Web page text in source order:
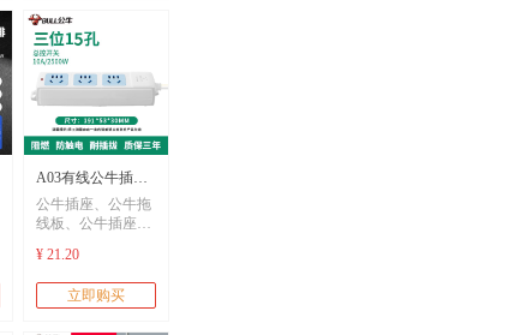
A03有线公牛插座
公牛排插三位
0.5/1/2/3/5/8/10/15/20
米线
公牛插座、公牛拖
线板、公牛插座
牛轨道插座、公牛
快充、公牛充电
桩、usb快充
¥ 21.20
立即购买